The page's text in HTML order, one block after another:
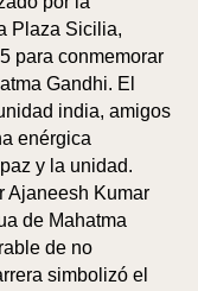
Plaza Sicilia,
para conmemorar
Gandhi. El
india, amigos
enérgica
y la unidad.
Ajaneesh Kumar
de Mahatma
de no
simbolizó el